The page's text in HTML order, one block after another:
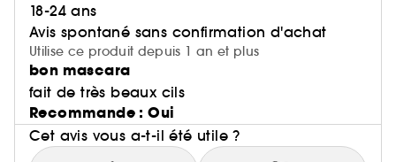
18-24 ans
Avis spontané sans confirmation d'achat
Utilise ce produit depuis 1 an et plus
bon mascara
fait de très beaux cils
Recommande : Oui
Cet avis vous a-t-il été utile ?